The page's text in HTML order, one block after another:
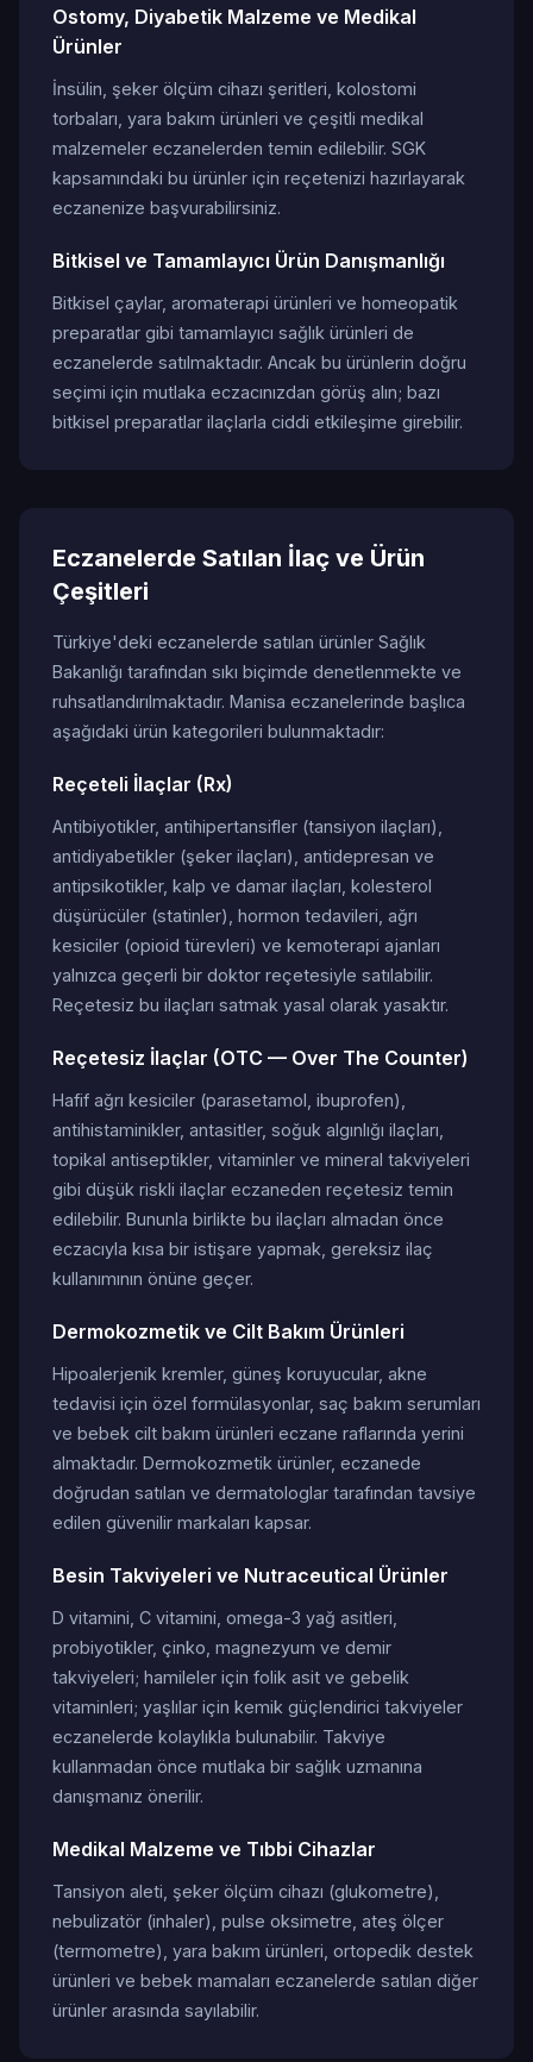
Ostomy, Diyabetik Malzeme ve Medikal
Ürünler
İnsülin, şeker ölçüm cihazı şeritleri, kolostomi
torbaları, yara bakım ürünleri ve çeşitli medikal
malzemeler eczanelerden temin edilebilir. SGK
kapsamındaki bu ürünler için reçetenizi hazırlayarak
eczanenize başvurabilirsiniz.
Bitkisel ve Tamamlayıcı Ürün Danışmanlığı
Bitkisel çaylar, aromaterapi ürünleri ve homeopatik
preparatlar gibi tamamlayıcı sağlık ürünleri de
eczanelerde satılmaktadır. Ancak bu ürünlerin doğru
seçimi için mutlaka eczacınızdan görüş alın; bazı
bitkisel preparatlar ilaçlarla ciddi etkileşime girebilir.
Eczanelerde Satılan İlaç ve Ürün
Çeşitleri
Türkiye'deki eczanelerde satılan ürünler Sağlık
Bakanlığı tarafından sıkı biçimde denetlenmekte ve
ruhsatlandırılmaktadır. Manisa eczanelerinde başlıca
aşağıdaki ürün kategorileri bulunmaktadır:
Reçeteli İlaçlar (Rx)
Antibiyotikler, antihipertansifler (tansiyon ilaçları),
antidiyabetikler (şeker ilaçları), antidepresan ve
antipsikotikler, kalp ve damar ilaçları, kolesterol
düşürücüler (statinler), hormon tedavileri, ağrı
kesiciler (opioid türevleri) ve kemoterapi ajanları
yalnızca geçerli bir doktor reçetesiyle satılabilir.
Reçetesiz bu ilaçları satmak yasal olarak yasaktır.
Reçetesiz İlaçlar (OTC — Over The Counter)
Hafif ağrı kesiciler (parasetamol, ibuprofen),
antihistaminikler, antasitler, soğuk algınlığı ilaçları,
topikal antiseptikler, vitaminler ve mineral takviyeleri
gibi düşük riskli ilaçlar eczaneden reçetesiz temin
edilebilir. Bununla birlikte bu ilaçları almadan önce
eczacıyla kısa bir istişare yapmak, gereksiz ilaç
kullanımının önüne geçer.
Dermokozmetik ve Cilt Bakım Ürünleri
Hipoalerjenik kremler, güneş koruyucular, akne
tedavisi için özel formülasyonlar, saç bakım serumları
ve bebek cilt bakım ürünleri eczane raflarında yerini
almaktadır. Dermokozmetik ürünler, eczanede
doğrudan satılan ve dermatologlar tarafından tavsiye
edilen güvenilir markaları kapsar.
Besin Takviyeleri ve Nutraceutical Ürünler
D vitamini, C vitamini, omega-3 yağ asitleri,
probiyotikler, çinko, magnezyum ve demir
takviyeleri; hamileler için folik asit ve gebelik
vitaminleri; yaşlılar için kemik güçlendirici takviyeler
eczanelerde kolaylıkla bulunabilir. Takviye
kullanmadan önce mutlaka bir sağlık uzmanına
danışmanız önerilir.
Medikal Malzeme ve Tıbbi Cihazlar
Tansiyon aleti, şeker ölçüm cihazı (glukometre),
nebulizatör (inhaler), pulse oksimetre, ateş ölçer
(termometre), yara bakım ürünleri, ortopedik destek
ürünleri ve bebek mamaları eczanelerde satılan diğer
ürünler arasında sayılabilir.